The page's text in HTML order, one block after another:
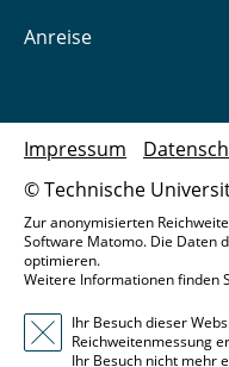
Anreise
© Technische
Impressum
Zur anonymisierten
Software Matomo. Die Daten
optimieren.
Weitere Informationen finden
Ihr Besuch dieser
Reichweitenmessung
Ihr Besuch nicht mehr